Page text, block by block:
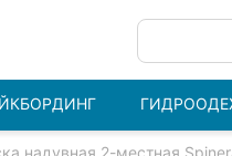
надувная 2-местная